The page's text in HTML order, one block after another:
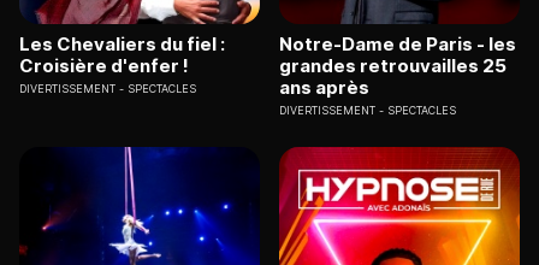
Les Chevaliers du fiel :
Croisière d'enfer !
DIVERTISSEMENT SPECTACLES
Notre-Dame de Paris - les
grandes retrouvailles 25
ans après
DIVERTISSEMENT SPECTACLES